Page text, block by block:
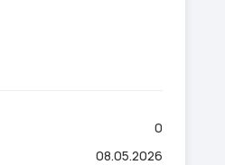
0
08.05.2026